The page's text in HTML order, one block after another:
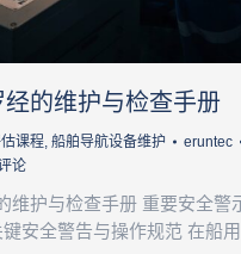
的维护与检查手册
课程, 船舶导航设备维护
eruntec
论
维护与检查手册 重要安全警
安全警告与操作规范 在船